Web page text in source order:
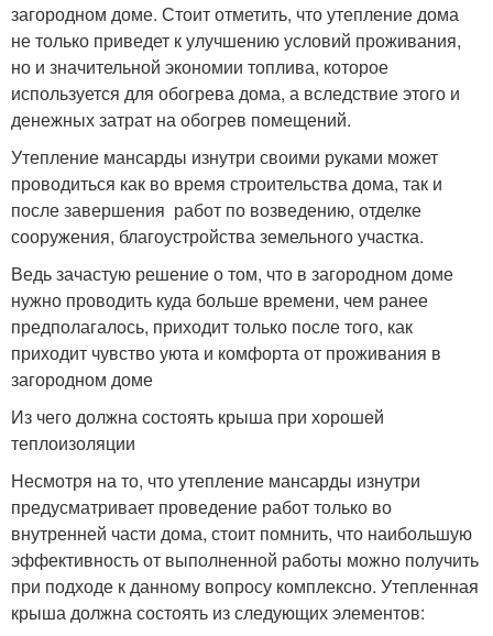
загородном доме. Стоит отметить, что утепление дома
не только приведет к улучшению условий проживания,
но и значительной экономии топлива, которое
используется для обогрева дома, а вследствие этого и
денежных затрат на обогрев помещений.
Утепление мансарды изнутри своими руками может
проводиться как во время строительства дома, так и
после завершения работ по возведению, отделке
сооружения, благоустройства земельного участка.
Ведь зачастую решение о том, что в загородном доме
нужно проводить куда больше времени, чем ранее
предполагалось, приходит только после того, как
приходит чувство уюта и комфорта от проживания в
загородном доме
Из чего должна состоять крыша при хорошей
теплоизоляции
Несмотря на то, что утепление мансарды изнутри
предусматривает проведение работ только во
внутренней части дома, стоит помнить, что наибольшую
эффективность от выполненной работы можно получить
при подходе к данному вопросу комплексно. Утепленная
крыша должна состоять из следующих элементов: